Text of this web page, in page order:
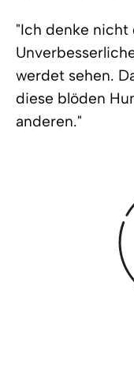
"Ich denke nicht
werdet sehen.
diese blöden
anderen."